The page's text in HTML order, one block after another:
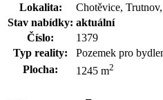
Lokalita:
Chotěvice,
Stav nabídky: aktuální
Číslo:
1379
Typ reality:
Pozemek pro
Plocha:
1245 m2